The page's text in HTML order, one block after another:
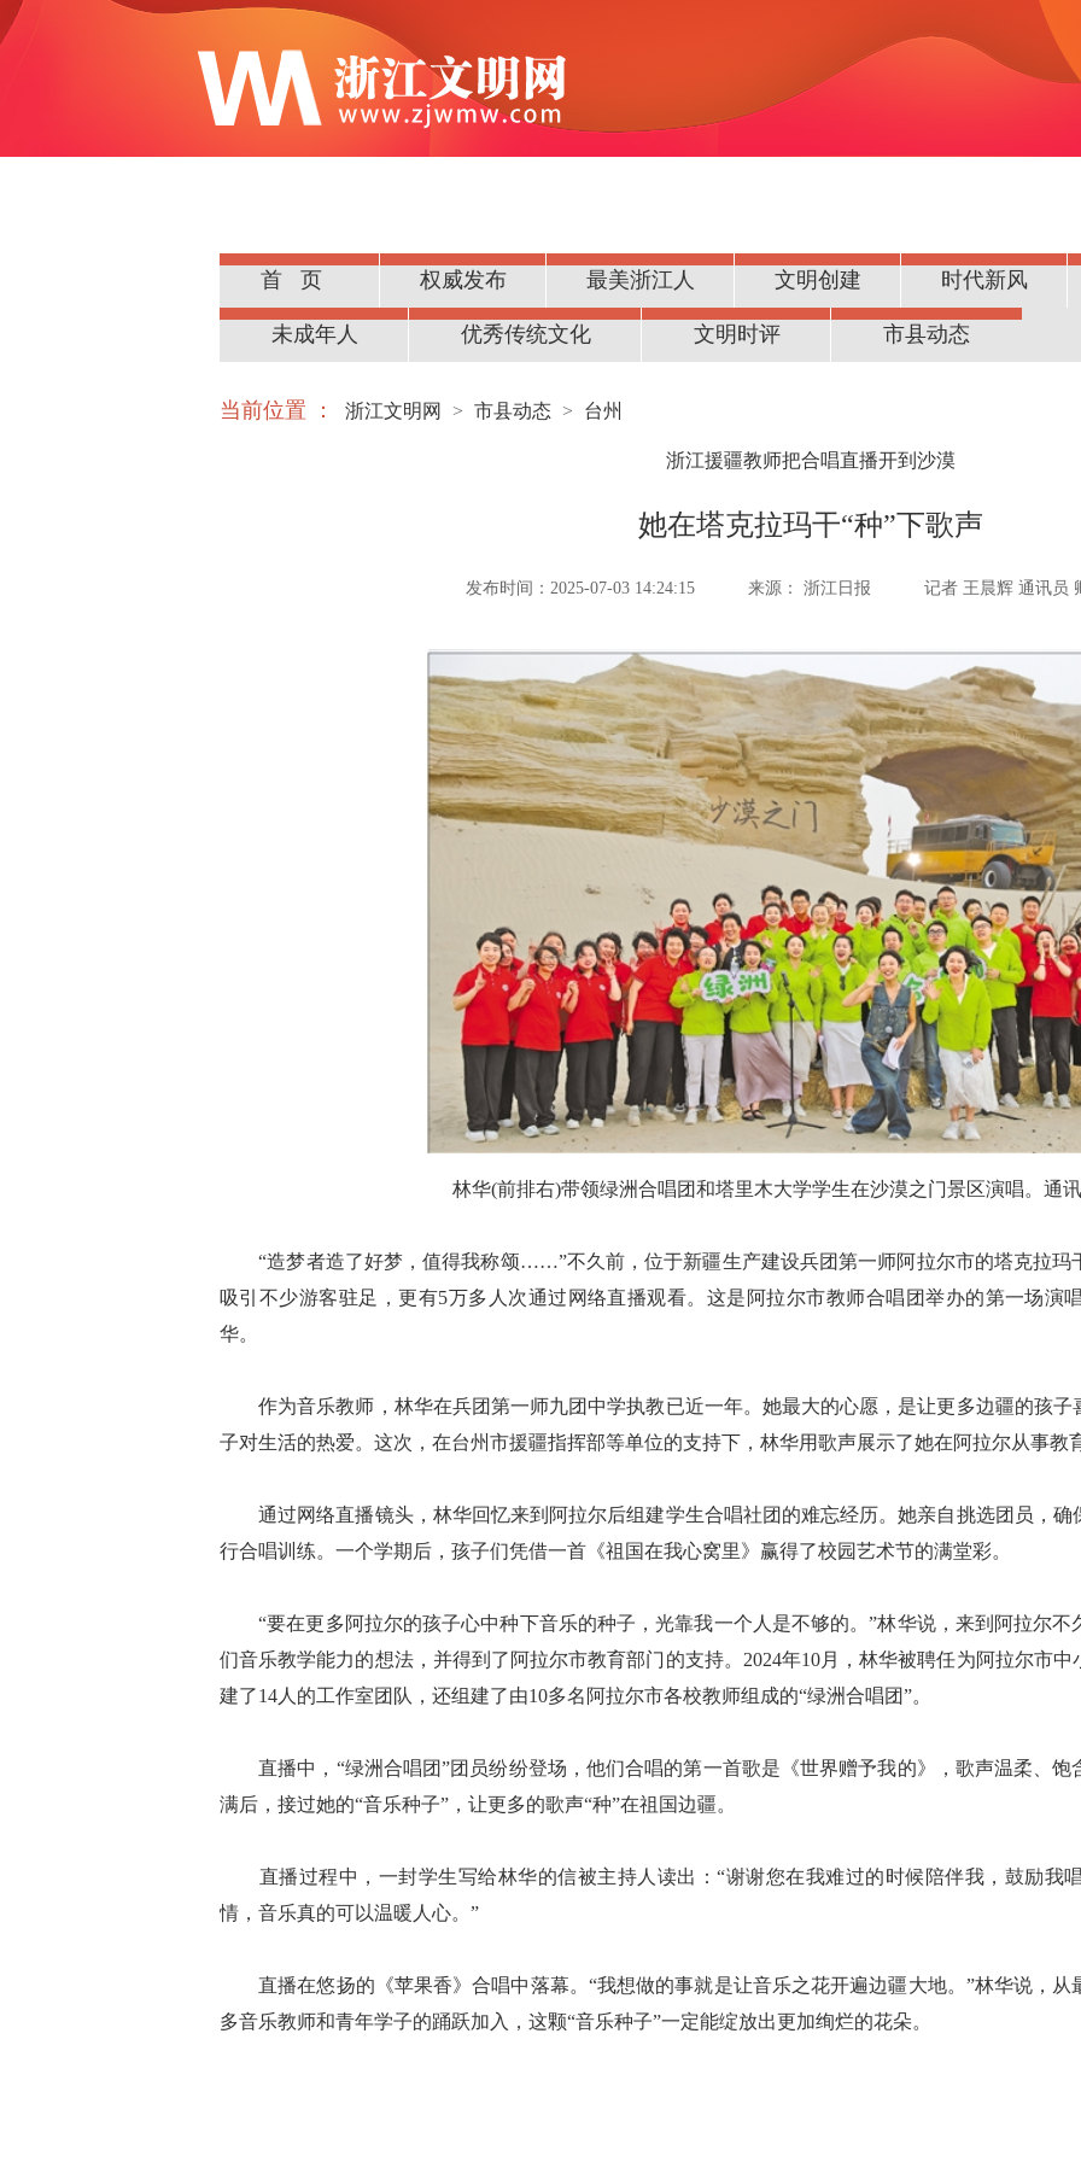
首页 权威发布 最美浙江人 文明创建 时代新风
公民道德
未成年人 优秀传统文化 文明时评 市县动态
当前位置 ： 浙江文明网 > 市县动态 > 台州
浙江援疆教师把合唱直播开到沙漠
她在塔克拉玛干“种”下歌声
发布时间：2025-07-03 14:24:15 来源： 浙江日报 记者 王晨辉 通讯员
林华(前排右)带领绿洲合唱团和塔里木大学学生在沙漠之门景区演唱。通
“造梦者造了好梦，值得我称颂……”不久前，位于新疆生产建设兵团第一师阿拉尔市的塔克拉玛
吸引不少游客驻足，更有5万多人次通过网络直播观看。这是阿拉尔市教师合唱团举办的第一场演
华。
作为音乐教师，林华在兵团第一师九团中学执教已近一年。她最大的心愿，是让更多边疆的孩子
子对生活的热爱。这次，在台州市援疆指挥部等单位的支持下，林华用歌声展示了她在阿拉尔从事教
通过网络直播镜头，林华回忆来到阿拉尔后组建学生合唱社团的难忘经历。她亲自挑选团员，确
行合唱训练。一个学期后，孩子们凭借一首《祖国在我心窝里》赢得了校园艺术节的满堂彩。
“要在更多阿拉尔的孩子心中种下音乐的种子，光靠我一个人是不够的。”林华说，来到阿拉尔不
们音乐教学能力的想法，并得到了阿拉尔市教育部门的支持。2024年10月，林华被聘任为阿拉尔市
建了14人的工作室团队，还组建了由10多名阿拉尔市各校教师组成的“绿洲合唱团”。
直播中，“绿洲合唱团”团员纷纷登场，他们合唱的第一首歌是《世界赠予我的》，歌声温柔、饱
满后，接过她的“音乐种子”，让更多的歌声“种”在祖国边疆。
直播过程中，一封学生写给林华的信被主持人读出：“谢谢您在我难过的时候陪伴我，鼓励我
情，音乐真的可以温暖人心。”
直播在悠扬的《苹果香》合唱中落幕。“我想做的事就是让音乐之花开遍边疆大地。”林华说，从
多音乐教师和青年学子的踊跃加入，这颗“音乐种子”一定能绽放出更加绚烂的花朵。